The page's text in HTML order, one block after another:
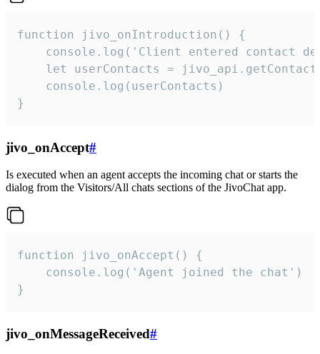
function jivo_onIntroduction() {
console.log('Client entered contact
let userContacts =
    console.log(userContacts)
}
jivo_onAccept#
Is executed when an agent accepts the incoming chat or starts the
dialog from the Visitors/All chats sections of the JivoChat app.
function jivo_onAccept() {
}
jivo_onMessageReceived#